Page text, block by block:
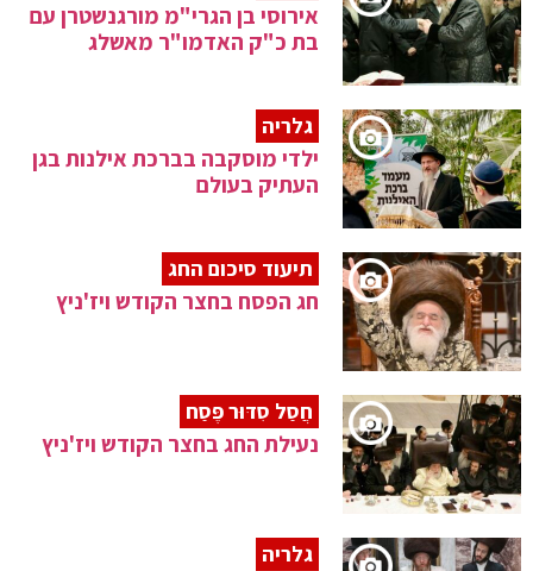
אירוסי בן הגרי"מ מורגנשטרן עם
בת כ"ק האדמו"ר מאשלג
גלריה
ילדי מוסקבה בברכת אילנות בגן
העתיק בעולם
תיעוד סיכום החג
חג הפסח בחצר הקודש ויז'ניץ
חֲסַל סִדּוּר פֶּסַח
נעילת החג בחצר הקודש ויז'ניץ
גלריה